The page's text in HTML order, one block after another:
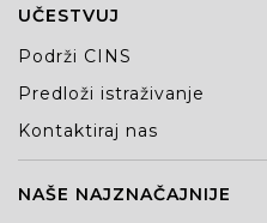
UČESTVUJ
Podrži CINS
Predloži istraživanje
Kontaktiraj nas
NAŠE NAJZNAČAJNIJE